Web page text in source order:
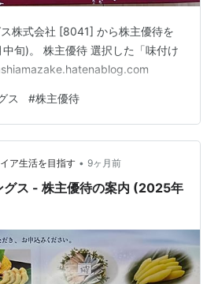
株式会社 [8041] から株主優待を
旬)。 株主優待 選択した「味付け
ス #株主優待
ア生活を目指す • 9ヶ月前
グス - 株主優待の案内 (2025年